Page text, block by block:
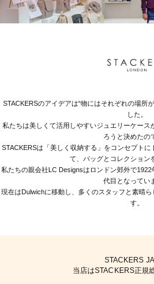
STACKERSのアイデアは“物にはそれぞれの場所
した。
私たちは美しくて活用しやすいジュエリーケー
ろうと決めたの
STACKERSは「美しく収納する」をコンセプト
て、バッグとコレクション
私たちの親会社LC Designsはロンドン郊外で
代目となってい
現在はDulwichに移動し、多くのスタッフと素晴
す。
STACKERS
当店はSTACKERS正規